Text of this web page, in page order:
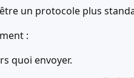
un protocole plus
:
quoi envoyer.